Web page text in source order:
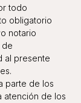
todo
obligatorio
notario
de
al presente
parte de los
atención de los